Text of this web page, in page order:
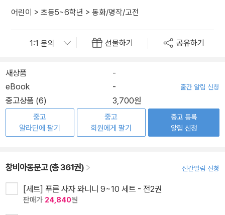
어린이 > 초등5~6학년 > 동화/명작/고전
선물하기 공유하기
새상품
-
eBook
- 출간 알림 신청
중고상품 (6) 3,700원
중고
알라딘에 팔기
중고
회원에게 팔기
중고 등록
알림 신청
창비아동문고 (총 361권) 신간알림 신청
[세트] 푸른 사자 와니니 9~10 세트 - 전2권
판매가 24,840원